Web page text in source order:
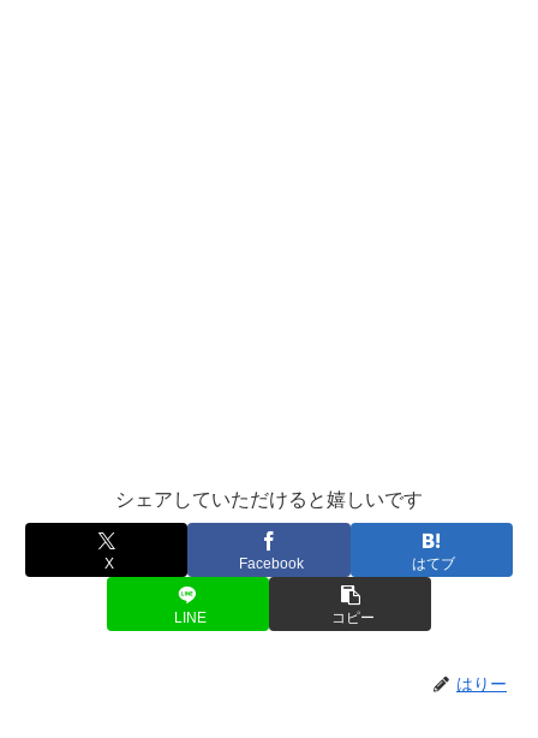
シェアしていただけると嬉しいです
X Facebook はてブ
LINE コピー
はりー